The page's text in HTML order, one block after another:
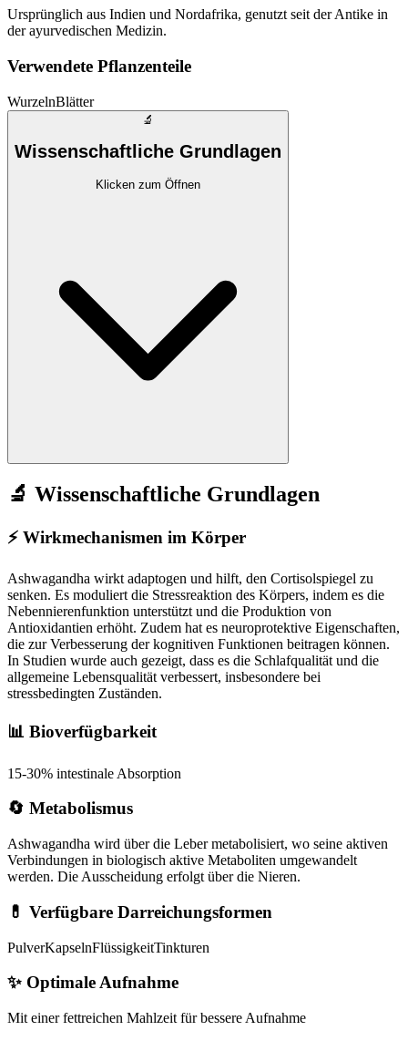
Ursprünglich aus Indien und Nordafrika, genutzt seit der Antike in
der ayurvedischen Medizin.
Verwendete Pflanzenteile
WurzelnBlätter
🔬
Wissenschaftliche Grundlagen
Klicken zum Öffnen
🔬 Wissenschaftliche Grundlagen
⚡ Wirkmechanismen im Körper
Ashwagandha wirkt adaptogen und hilft, den Cortisolspiegel zu
senken. Es moduliert die Stressreaktion des Körpers, indem es die
Nebennierenfunktion unterstützt und die Produktion von
Antioxidantien erhöht. Zudem hat es neuroprotektive Eigenschaften,
die zur Verbesserung der kognitiven Funktionen beitragen können.
In Studien wurde auch gezeigt, dass es die Schlafqualität und die
allgemeine Lebensqualität verbessert, insbesondere bei
stressbedingten Zuständen.
📊 Bioverfügbarkeit
15-30% intestinale Absorption
🔄 Metabolismus
Ashwagandha wird über die Leber metabolisiert, wo seine aktiven
Verbindungen in biologisch aktive Metaboliten umgewandelt
werden. Die Ausscheidung erfolgt über die Nieren.
💊 Verfügbare Darreichungsformen
PulverKapselnFlüssigkeitTinkturen
✨ Optimale Aufnahme
Mit einer fettreichen Mahlzeit für bessere Aufnahme